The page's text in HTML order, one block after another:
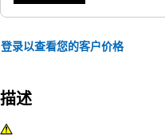
登录以查看您的客户价格
描述